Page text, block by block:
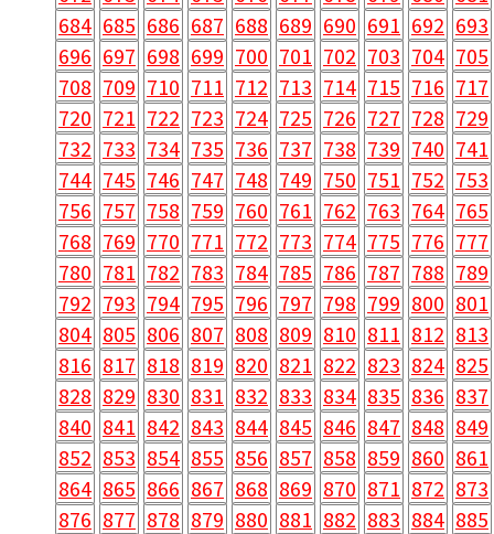
684 685 686 687 688 689 690 691 692 693
696 697 698 699 700 701 702 703 704 705
708 709 710 711 712 713 714 715 716 717
720 721 722 723 724 725 726 727 728 729
732 733 734 735 736 737 738 739 740 741
744 745 746 747 748 749 750 751 752 753
756 757 758 759 760 761 762 763 764 765
768 769 770 771 772 773 774 775 776 777
780 781 782 783 784 785 786 787 788 789
792 793 794 795 796 797 798 799 800 801
804 805 806 807 808 809 810 811 812 813
816 817 818 819 820 821 822 823 824 825
828 829 830 831 832 833 834 835 836 837
840 841 842 843 844 845 846 847 848 849
852 853 854 855 856 857 858 859 860 861
864 865 866 867 868 869 870 871 872 873
876 877 878 879 880 881 882 883 884 885